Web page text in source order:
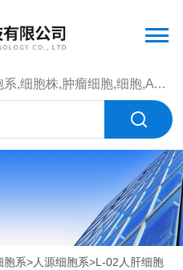
菌种，CMCC 菌种，标准菌株，质控菌种，微生物菌种，菌株，菌种
胞系>人源细胞系>L-02人肝细胞